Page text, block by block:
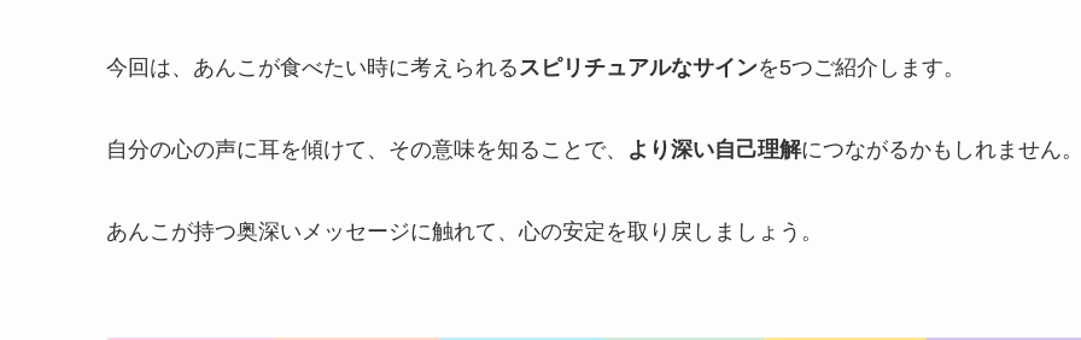
今回は、あんこが食べたい時に考えられるスピリチュアルなサインを5つご紹介します。
自分の心の声に耳を傾けて、その意味を知ることで、 より深い自己理解につながるかもしれません
あんこが持つ奥深いメッセージに触れて、心の安定を取り戻しましょう。